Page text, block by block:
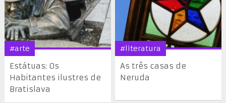
#arte
Estátuas: Os
Habitantes ilustres de
Bratislava
#literatura
As três casas de
Neruda